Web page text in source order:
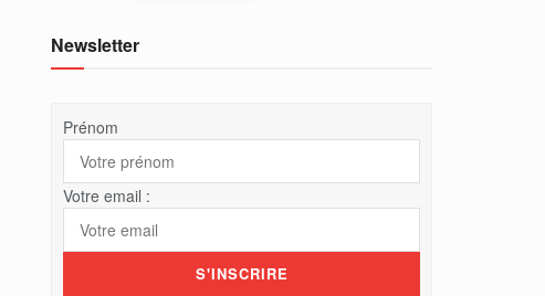
Newsletter
Prénom
Votre email :